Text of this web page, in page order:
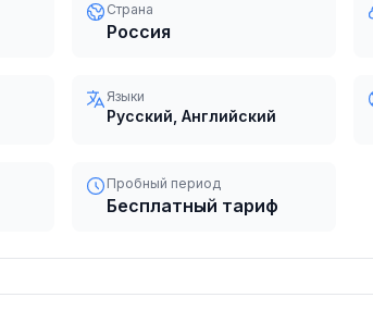
Страна
Россия
Языки
Русский, Английский
Пробный период
Бесплатный тариф